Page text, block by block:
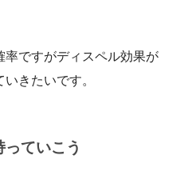
率ですがディスペル効果が
きたいです。
ていこう